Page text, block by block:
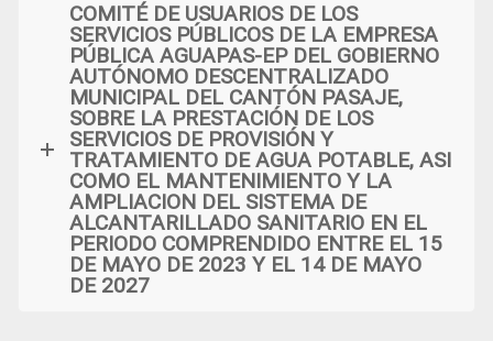
COMITÉ DE USUARIOS DE LOS
SERVICIOS PÚBLICOS DE LA EMPRESA
PÚBLICA AGUAPAS-EP DEL GOBIERNO
AUTÓNOMO DESCENTRALIZADO
MUNICIPAL DEL CANTÓN PASAJE,
SOBRE LA PRESTACIÓN DE LOS
SERVICIOS DE PROVISIÓN Y
TRATAMIENTO DE AGUA POTABLE, ASI
COMO EL MANTENIMIENTO Y LA
AMPLIACION DEL SISTEMA DE
ALCANTARILLADO SANITARIO EN EL
PERIODO COMPRENDIDO ENTRE EL 15
DE MAYO DE 2023 Y EL 14 DE MAYO
DE 2027